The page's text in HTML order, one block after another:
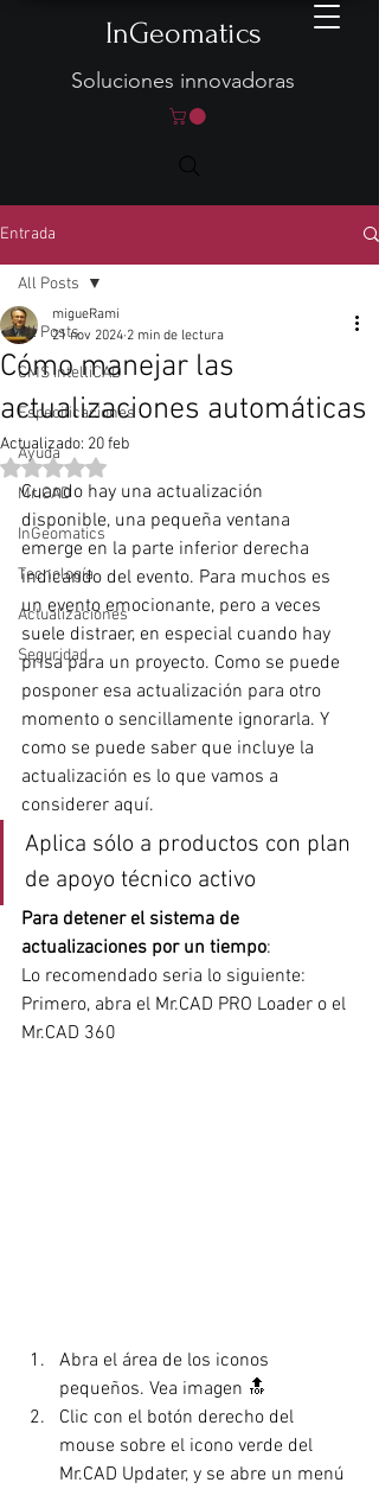
InGeomatics
Soluciones innovadoras
Entrada
All Posts
CMS IntelliCAD
Especificaciones
Ayuda
Mr.CAD
InGeomatics
Tecnología
Actualizaciones
Seguridad
All Posts
Cómo manejar las
actualizaciones automáticas
migueRami
21 nov 2024 2 min de lectura
Actualizado: 20 feb
Obtuvo NaN de 5 estrellas.
Cuando hay una actualización
disponible, una pequeña ventana
emerge en la parte inferior derecha
indicando del evento. Para muchos es
un evento emocionante, pero a veces
suele distraer, en especial cuando hay
prisa para un proyecto. Como se puede
posponer esa actualización para otro
momento o sencillamente ignorarla. Y
como se puede saber que incluye la
actualización es lo que vamos a
considerer aquí.
Aplica sólo a productos con plan
de apoyo técnico activo
Para detener el sistema de
actualizaciones por un tiempo:
Lo recomendado seria lo siguiente:
Primero, abra el Mr.CAD PRO Loader o el
Mr.CAD 360
Abra el área de los iconos
pequeños. Vea imagen 🔝
Clic con el botón derecho del
mouse sobre el icono verde del
Mr.CAD Updater, y se abre un menú